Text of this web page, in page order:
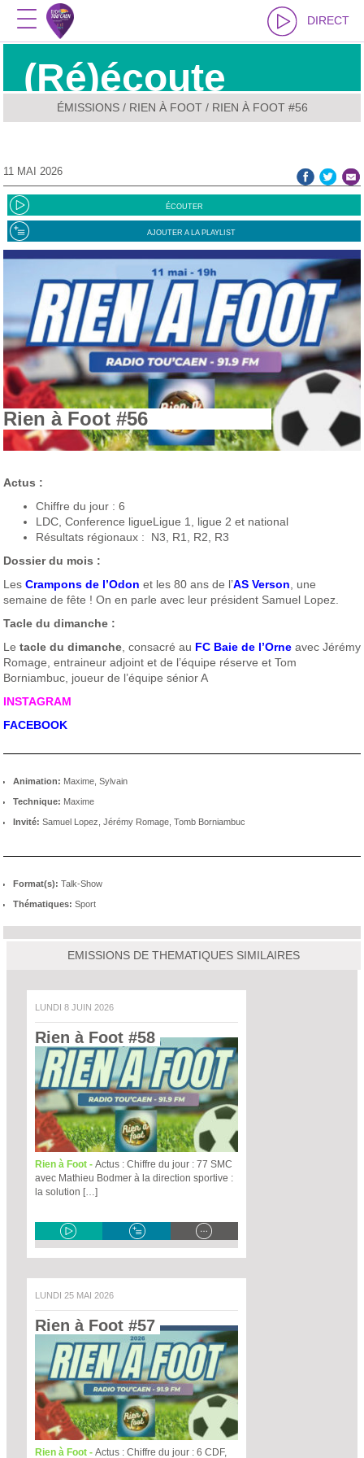
DIRECT
(Ré)écoute
ÉMISSIONS/ RIEN À FOOT/ RIEN À FOOT #56
11 MAI 2026
ÉCOUTER
AJOUTER A LA PLAYLIST
Rien à Foot #56
Actus :
Chiffre du jour : 6
LDC, Conference ligueLigue 1, ligue 2 et national
Résultats régionaux : N3, R1, R2, R3
Dossier du mois :
Les Crampons de l’Odon et les 80 ans de l’AS Verson , une
semaine de fête ! On en parle avec leur président Samuel Lopez.
Tacle du dimanche :
Le tacle du dimanche , consacré au FC Baie de l’Orne avec Jérémy
Romage, entraineur adjoint et de l’équipe réserve et Tom
Borniambuc, joueur de l’équipe sénior A
INSTAGRAM
FACEBOOK
Animation: Maxime, Sylvain
Technique: Maxime
Invité: Samuel Lopez, Jérémy Romage, Tomb Borniambuc
Format(s): Talk-Show
Thématiques: Sport
EMISSIONS DE THEMATIQUES SIMILAIRES
LUNDI 8 JUIN 2026
Rien à Foot #58
Rien à Foot - Actus : Chiffre du jour : 77 SMC
avec Mathieu Bodmer à la direction sportive :
la solution […]
LUNDI 25 MAI 2026
Rien à Foot #57
Rien à Foot - Actus : Chiffre du jour : 6 CDF,